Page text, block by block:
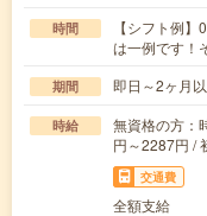
時間
【シフト例
は一例です！
期間 即日～2ヶ月
時給
無資格の方：
円～2287円 /
交通費
全額支給